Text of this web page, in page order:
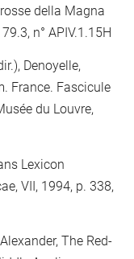
della Magna
n° APIV.1.15H
Denoyelle,
France. Fascicule
du Louvre,
Lexicon
VII, 1994, p. 338,
The Red-